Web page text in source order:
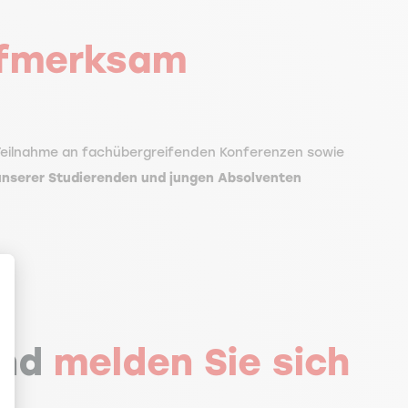
Sie Ihre Optionen an
an fachübergreifenden Konferenzen sowie
Studierenden und jungen Absolventen
melden Sie sich